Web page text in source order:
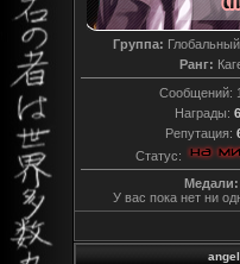
Группа:
Ранг:
Сообщений:
Награды:
Репутация:
Статус:
Медали:
У вас пока нет ни